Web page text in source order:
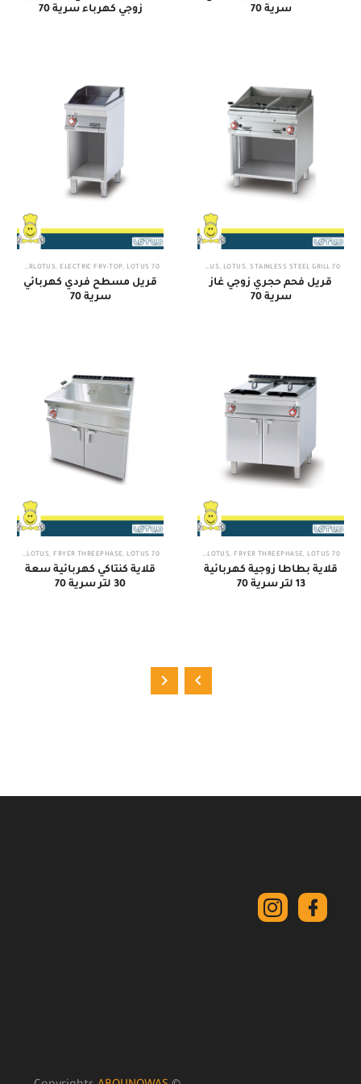
سرية 70
زوجي كهرباء سرية 70
70 IPERLOTUS , LOTUS,STAINLESS STEEL GRILL
قريل فحم حجري زوجي غاز
سرية 70
70 IPERLOTUS , ELECTRIC FRY-TOP, LOTUS
قريل مسطح فردي كهربائي
سرية 70
70 IPERLOTUS ,FRYER THREEPHASE, LOTUS
قلاية بطاطا زوجية كهربائية
13 لتر سرية 70
70 IPERLOTUS ,FRYER THREEPHASE, LOTUS
قلاية كنتاكي كهربائية سعة
30 لتر سرية 70